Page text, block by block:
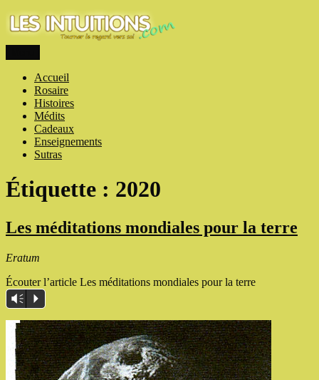
Aller
contenu
Les intuitions
Touner le regard vers soi
Accueil
Rosaire
Histoires
Médits
Cadeaux
Enseignements
Sutras
Étiquette : 2020
Les méditations mondiales pour la terre
Eratum
Écouter l’article Les méditations mondiales pour la terre
Vm P